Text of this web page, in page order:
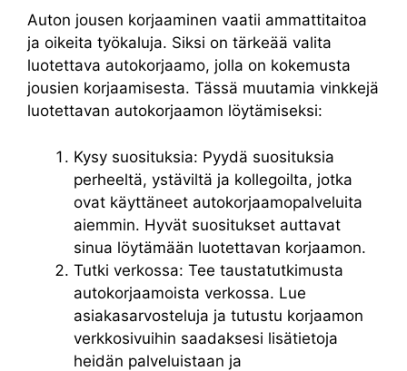
Auton jousen korjaaminen vaatii ammattitaitoa
ja oikeita työkaluja. Siksi on tärkeää valita
luotettava autokorjaamo, jolla on kokemusta
jousien korjaamisesta. Tässä muutamia vinkkejä
luotettavan autokorjaamon löytämiseksi:
Kysy suosituksia: Pyydä suosituksia
perheeltä, ystäviltä ja kollegoilta, jotka
ovat käyttäneet autokorjaamopalveluita
aiemmin. Hyvät suositukset auttavat
sinua löytämään luotettavan korjaamon.
Tutki verkossa: Tee taustatutkimusta
autokorjaamoista verkossa. Lue
asiakasarvosteluja ja tutustu korjaamon
verkkosivuihin saadaksesi lisätietoja
heidän palveluistaan ja